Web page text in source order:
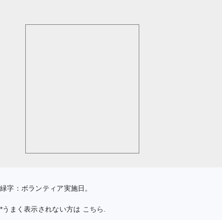
緑字：ボランティア実施日。
*うまく表示されない方は こちら